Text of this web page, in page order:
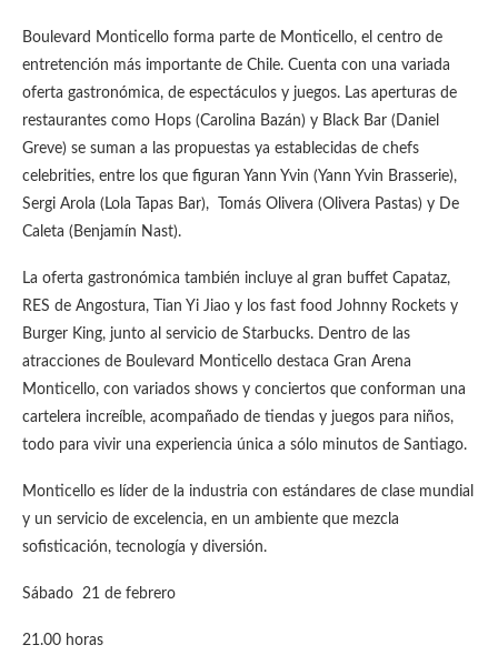
Boulevard Monticello forma parte de Monticello, el centro de
entretención más importante de Chile. Cuenta con una variada
oferta gastronómica, de espectáculos y juegos. Las aperturas de
restaurantes como Hops (Carolina Bazán) y Black Bar (Daniel
Greve) se suman a las propuestas ya establecidas de chefs
celebrities, entre los que figuran Yann Yvin (Yann Yvin Brasserie),
Sergi Arola (Lola Tapas Bar), Tomás Olivera (Olivera Pastas) y De
Caleta (Benjamín Nast).
La oferta gastronómica también incluye al gran buffet Capataz,
RES de Angostura, Tian Yi Jiao y los fast food Johnny Rockets y
Burger King, junto al servicio de Starbucks. Dentro de las
atracciones de Boulevard Monticello destaca Gran Arena
Monticello, con variados shows y conciertos que conforman una
cartelera increíble, acompañado de tiendas y juegos para niños,
todo para vivir una experiencia única a sólo minutos de Santiago.
Monticello es líder de la industria con estándares de clase mundial
y un servicio de excelencia, en un ambiente que mezcla
sofisticación, tecnología y diversión.
Sábado 21 de febrero
21.00 horas